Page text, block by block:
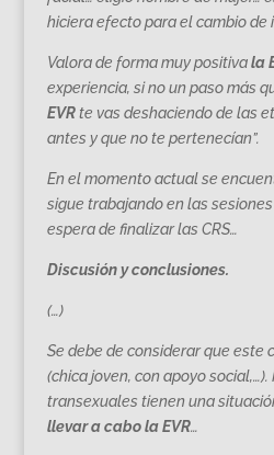
hiciera efecto para el cambio de
Valora de forma muy positivala
experiencia, si no un paso más
EVRte vas deshaciendo de las
antes y que no te pertenecían”.
En el momento actual se
sigue trabajando en las
espera de finalizar las CRS…
Discusión y conclusiones.
(…)
Se debe de considerar que este
(chica joven, con apoyo
transexuales tienen una
llevar a cabo la EVR…